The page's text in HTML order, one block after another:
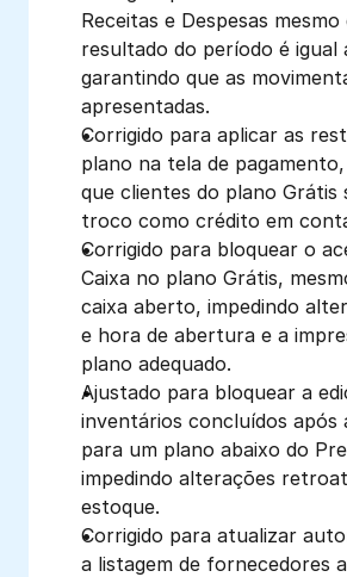
Receitas e Despesas
resultado do período é igual
garantindo que as
apresentadas.
Corrigido para aplicar as
plano na tela de
que clientes do plano Grátis
troco como crédito em
Corrigido para bloquear o
Caixa no plano Grátis,
caixa aberto, impedindo
e hora de abertura e a
plano adequado.
Ajustado para bloquear a
inventários concluídos após
para um plano abaixo do
impedindo alterações
estoque.
Corrigido para atualizar
a listagem de fornecedores